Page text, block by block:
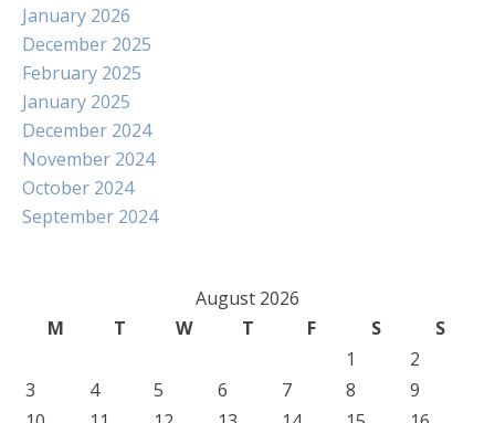
January 2026
December 2025
February 2025
January 2025
December 2024
November 2024
October 2024
September 2024
August 2026
M
T W T F S
S
1
2
3
4 5 6 7 8
9